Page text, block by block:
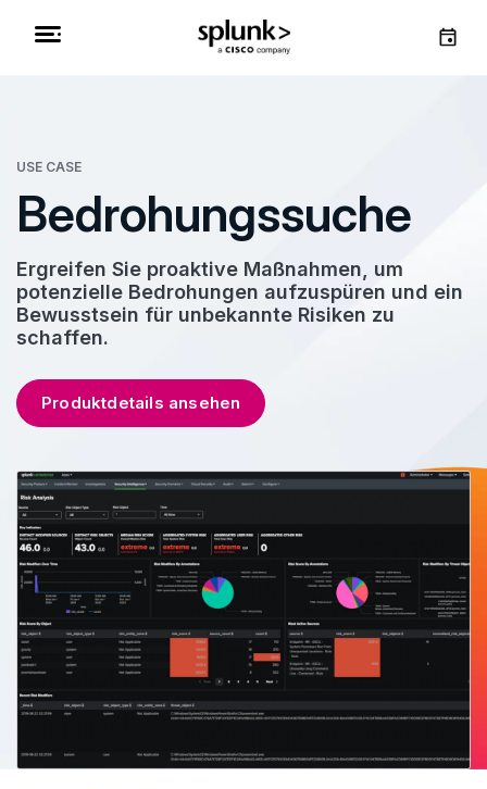
USE CASE
Bedrohungssuche
Ergreifen Sie proaktive Maßnahmen, um
potenzielle Bedrohungen aufzuspüren und ein
Bewusstsein für unbekannte Risiken zu
schaffen.
Produktdetails ansehen